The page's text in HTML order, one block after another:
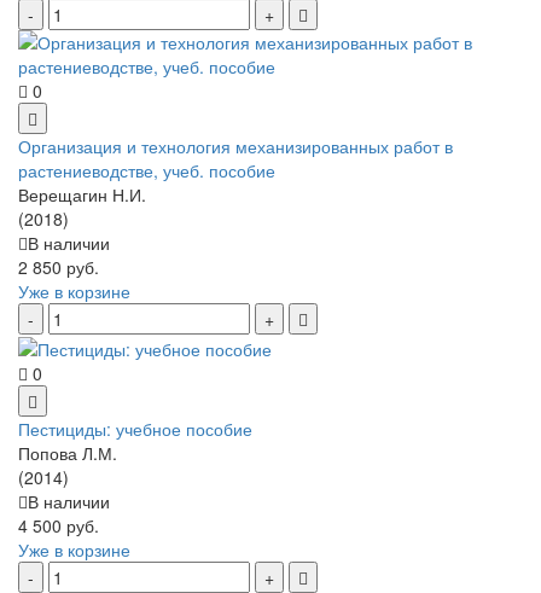
0
Организация и технология механизированных работ в
растениеводстве, учеб. пособие
Верещагин Н.И.
(2018)
В наличии
2 850 руб.
Уже в корзине
0
Пестициды: учебное пособие
Попова Л.М.
(2014)
В наличии
4 500 руб.
Уже в корзине